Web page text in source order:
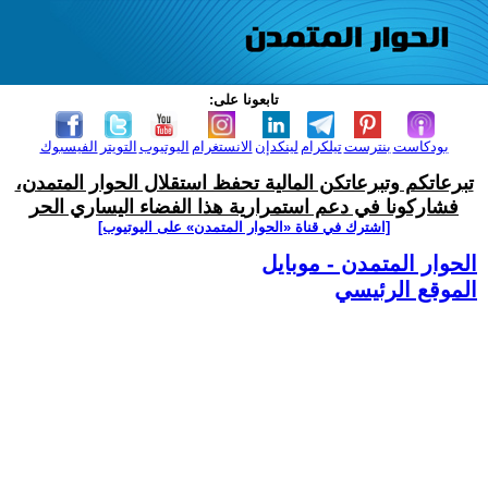
تابعونا على:
الفيسبوك التويتر اليوتيوب الانستغرام لينكدإن تيلكرامبنترست بودكاست
تبرعاتكم وتبرعاتكن المالية تحفظ استقلال الحوار المتمدن،
فشاركونا في دعم استمرارية هذا الفضاء اليساري الحر
[اشترك في قناة ‫«الحوار المتمدن» على اليوتيوب]
الحوار المتمدن - موبايل
الموقع الرئيسي